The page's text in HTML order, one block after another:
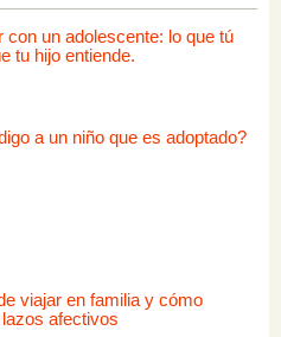
con un adolescente: lo que tú
tu hijo entiende.
a un niño que es adoptado?
viajar en familia y cómo
afectivos